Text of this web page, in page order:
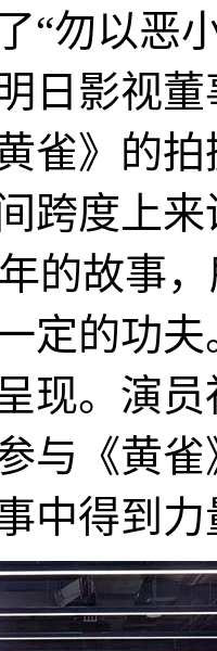
“勿以恶
日影视
雀》的
跨度上
的故事
定的功
现。演
与《黄
中得到